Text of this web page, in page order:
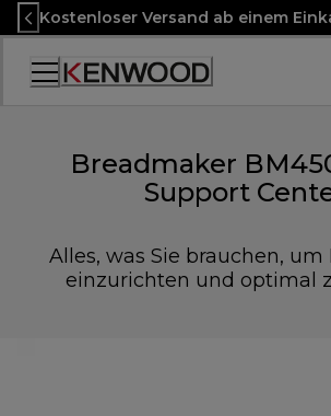
Skip
to
Content
Kostenloser Versand ab einem
Accessibility
Breadmaker
Support
Alles, was Sie brauchen,
einzurichten und optimal